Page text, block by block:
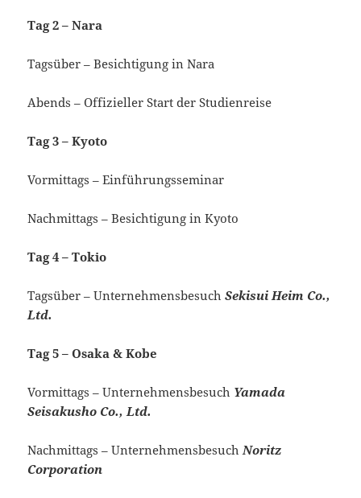
Tag 2 – Nara
Tagsüber – Besichtigung in Nara
Abends – Offizieller Start der Studienreise
Tag 3 – Kyoto
Vormittags – Einführungsseminar
Nachmittags – Besichtigung in Kyoto
Tag 4 – Tokio
Tagsüber – UnternehmensbesuchSekisui Heim Co.,
Ltd.
Tag 5 – Osaka & Kobe
Vormittags – Unternehmensbesuch Yamada
Seisakusho Co., Ltd.
Nachmittags – Unternehmensbesuch Noritz
Corporation